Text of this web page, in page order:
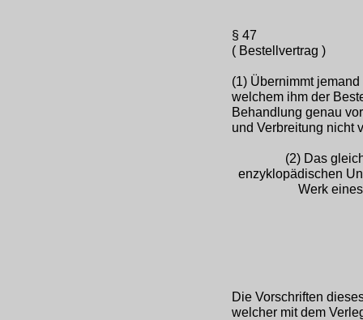
§ 47
( Bestellvertrag )
(1) Übernimmt
welchem ihm der
Behandlung genau
und Verbreitung nicht
(2) Das
enzyklopädischen
Werk
Die Vorschriften
welcher mit dem